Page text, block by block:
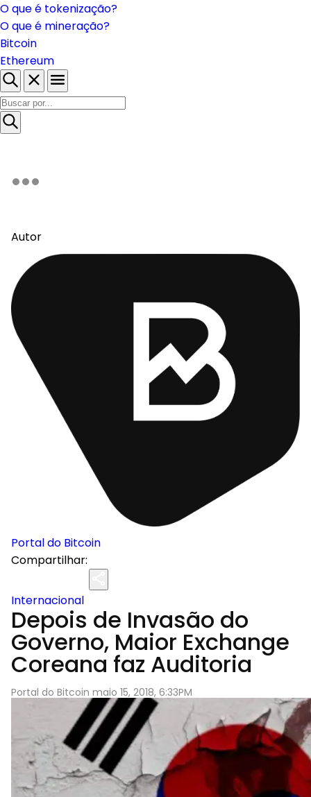
O que é tokenização?
O que é mineração?
Bitcoin
Ethereum
Autor
Portal do Bitcoin
Compartilhar:
Internacional
Depois de Invasão do
Governo, Maior Exchange
Coreana faz Auditoria
Portal do Bitcoin maio 15, 2018, 6:33PM